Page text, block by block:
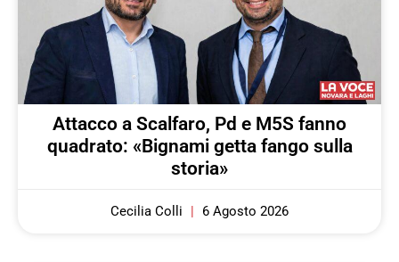
Attacco a Scalfaro, Pd e M5S fanno
quadrato: «Bignami getta fango sulla
storia»
Cecilia Colli 6 Agosto 2026